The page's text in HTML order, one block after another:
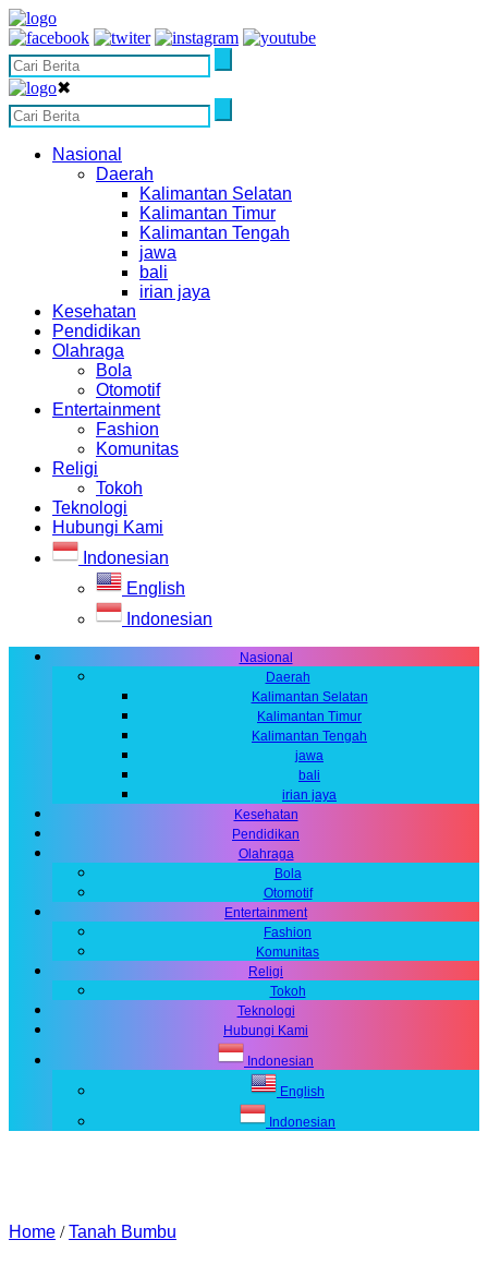
✖
Nasional
Daerah
Kalimantan Selatan
Kalimantan Timur
Kalimantan Tengah
jawa
bali
irian jaya
Kesehatan
Pendidikan
Olahraga
Bola
Otomotif
Entertainment
Fashion
Komunitas
Religi
Tokoh
Teknologi
Hubungi Kami
Indonesian
English
Indonesian
Nasional
Daerah
Kalimantan Selatan
Kalimantan Timur
Kalimantan Tengah
jawa
bali
irian jaya
Kesehatan
Pendidikan
Olahraga
Bola
Otomotif
Entertainment
Fashion
Komunitas
Religi
Tokoh
Teknologi
Hubungi Kami
Indonesian
English
Indonesian
Home /Tanah Bumbu